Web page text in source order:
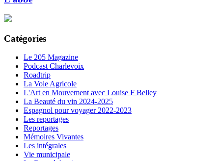
Catégories
Le 205 Magazine
Podcast Charlevoix
Roadtrip
La Voie Agricole
L'Art en Mouvement avec Louise F Belley
La Beauté du vin 2024-2025
Espagnol pour voyager 2022-2023
Les reportages
Reportages
Mémoires Vivantes
Les intégrales
Vie municipale